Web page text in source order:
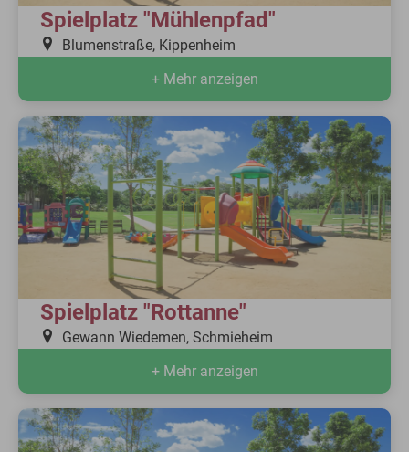
Spielplatz "Mühlenpfad"
Blumenstraße, Kippenheim
+ Mehr anzeigen
Spielplatz "Rottanne"
Gewann Wiedemen, Schmieheim
+ Mehr anzeigen